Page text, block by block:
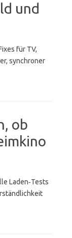
und
für TV,
synchroner
ob
Laden‑Tests